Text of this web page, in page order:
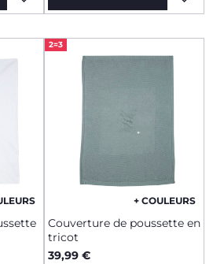
2=3
+ COULEURS
Couverture de poussette en
tricot
39,99 €